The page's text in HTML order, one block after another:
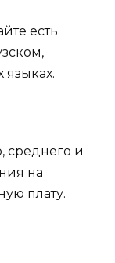
есть
среднего и
на
плату.